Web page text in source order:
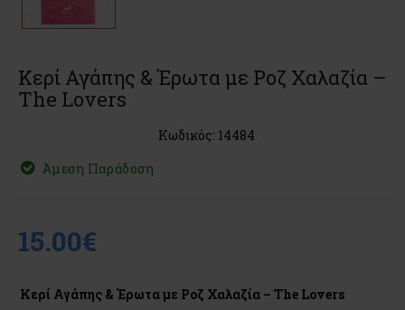
Κερί Αγάπης & Έρωτα με Ροζ Χαλαζία –
The Lovers
Κωδικός: 14484
Άμεση Παράδοση
15.00€
Κερί Αγάπης & Έρωτα με Ροζ Χαλαζία – The Lovers